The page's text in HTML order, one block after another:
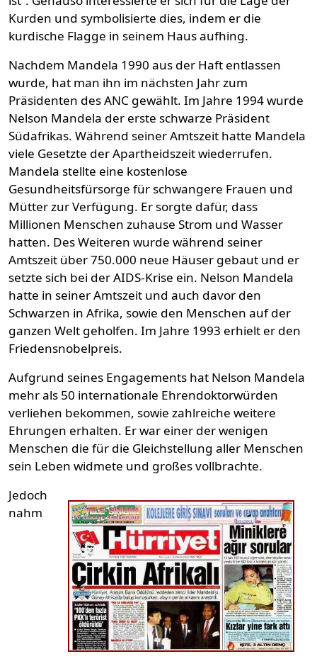
Kurden und symbolisierte dies, indem er die
kurdische Flagge in seinem Haus aufhing.
Nachdem Mandela 1990 aus der Haft entlassen
wurde, hat man ihn im nächsten Jahr zum
Präsidenten des ANC gewählt. Im Jahre 1994 wurde
Nelson Mandela der erste schwarze Präsident
Südafrikas. Während seiner Amtszeit hatte Mandela
viele Gesetzte der Apartheidszeit wiederrufen.
Mandela stellte eine kostenlose
Gesundheitsfürsorge für schwangere Frauen und
Mütter zur Verfügung. Er sorgte dafür, dass
Millionen Menschen zuhause Strom und Wasser
hatten. Des Weiteren wurde während seiner
Amtszeit über 750.000 neue Häuser gebaut und er
setzte sich bei der AIDS-Krise ein. Nelson Mandela
hatte in seiner Amtszeit und auch davor den
Schwarzen in Afrika, sowie den Menschen auf der
ganzen Welt geholfen. Im Jahre 1993 erhielt er den
Friedensnobelpreis.
Aufgrund seines Engagements hat Nelson Mandela
mehr als 50 internationale Ehrendoktorwürden
verliehen bekommen, sowie zahlreiche weitere
Ehrungen erhalten. Er war einer der wenigen
Menschen die für die Gleichstellung aller Menschen
sein Leben widmete und großes vollbrachte.
Jedoch
nahm